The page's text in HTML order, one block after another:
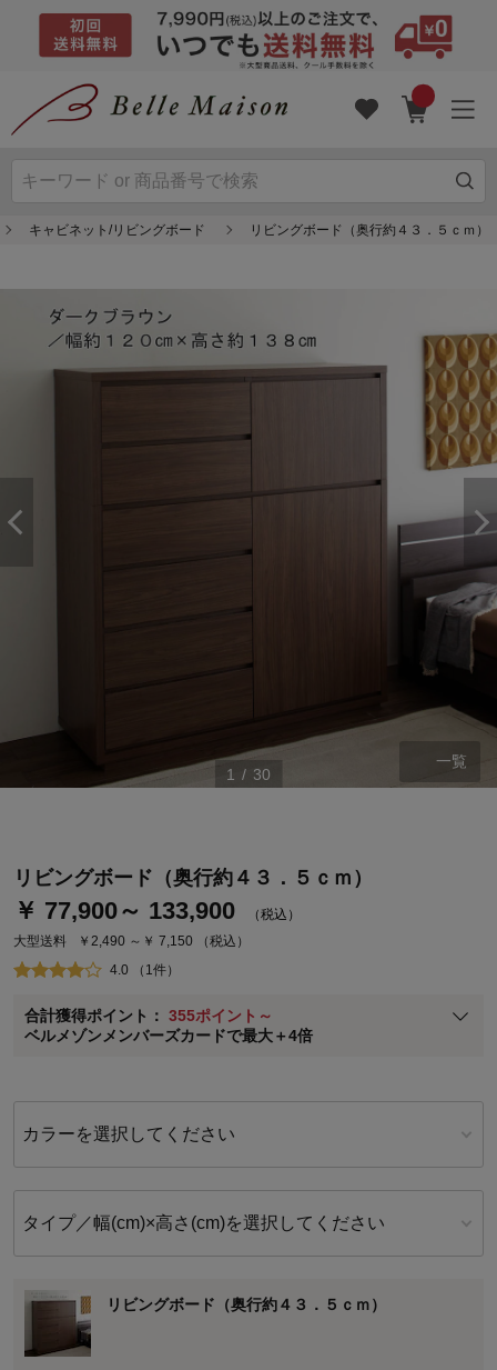
キャビネット/リビングボード リビングボード（奥行約４３．５ｃｍ）
1 / 30
一覧
リビングボード（奥行約４３．５ｃｍ）
￥ 77,900～ 133,900
（税込）
大型送料
￥2,490 ～￥ 7,150
（税込）
4.0 （1件）
合計獲得ポイント： 355ポイント～
ベルメゾンメンバーズカードで最大＋4倍
ステージが上がれば送料無料・返品引取無料！
ベルメゾン・ポイントについて
即時入会なら更に500円OFFクーポンプレゼント
※メンバーズカードの加算ポイントはステージ倍率適用前の基本ポイント
に対して適用されます。
カラーを選択してください
タイプ／幅(cm)×高さ(cm)を選択してください
リビングボード（奥行約４３．５ｃｍ）